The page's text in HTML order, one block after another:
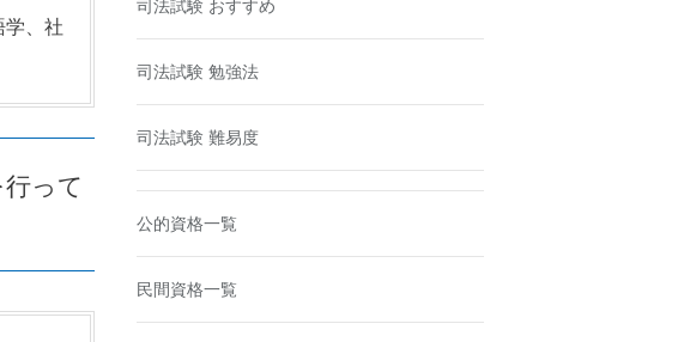
学、社
って
司法試験 おすすめ
司法試験 勉強法
司法試験 難易度
公的資格一覧
民間資格一覧